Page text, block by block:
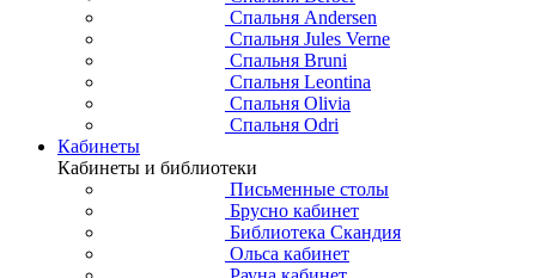
Спальня Andersen
Спальня Jules Verne
Спальня Bruni
Спальня Leontina
Спальня Olivia
Спальня Odri
Кабинеты
Кабинеты и библиотеки
Письменные столы
Брусно кабинет
Библиотека Скандия
Ольса кабинет